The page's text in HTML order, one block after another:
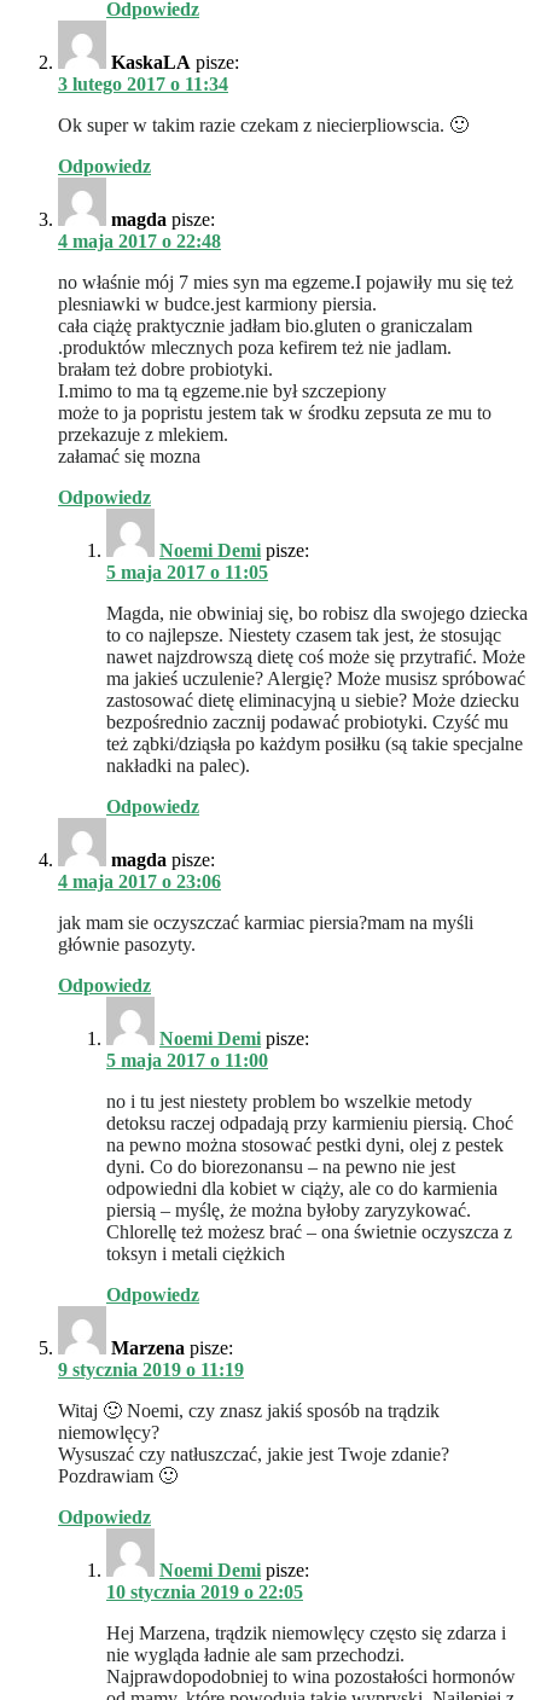
Odpowiedz
KaskaLA pisze:
3 lutego 2017 o 11:34
Ok super w takim razie czekam z niecierpliowscia. 🙂
Odpowiedz
magda pisze:
4 maja 2017 o 22:48
no właśnie mój 7 mies syn ma egzeme.I pojawiły mu się też
plesniawki w budce.jest karmiony piersia.
cała ciążę praktycznie jadłam bio.gluten o graniczalam
.produktów mlecznych poza kefirem też nie jadlam.
brałam też dobre probiotyki.
I.mimo to ma tą egzeme.nie był szczepiony
może to ja popristu jestem tak w środku zepsuta ze mu to
przekazuje z mlekiem.
załamać się mozna
Odpowiedz
Noemi Demi pisze:
5 maja 2017 o 11:05
Magda, nie obwiniaj się, bo robisz dla swojego dziecka
to co najlepsze. Niestety czasem tak jest, że stosując
nawet najzdrowszą dietę coś może się przytrafić. Może
ma jakieś uczulenie? Alergię? Może musisz spróbować
zastosować dietę eliminacyjną u siebie? Może dziecku
bezpośrednio zacznij podawać probiotyki. Czyść mu
też ząbki/dziąsła po każdym posiłku (są takie specjalne
nakładki na palec).
Odpowiedz
magda pisze:
4 maja 2017 o 23:06
jak mam sie oczyszczać karmiac piersia?mam na myśli
głównie pasozyty.
Odpowiedz
Noemi Demi pisze:
5 maja 2017 o 11:00
no i tu jest niestety problem bo wszelkie metody
detoksu raczej odpadają przy karmieniu piersią. Choć
na pewno można stosować pestki dyni, olej z pestek
dyni. Co do biorezonansu – na pewno nie jest
odpowiedni dla kobiet w ciąży, ale co do karmienia
piersią – myślę, że można byłoby zaryzykować.
Chlorellę też możesz brać – ona świetnie oczyszcza z
toksyn i metali ciężkich
Odpowiedz
Marzena pisze:
9 stycznia 2019 o 11:19
Witaj 🙂 Noemi, czy znasz jakiś sposób na trądzik
niemowlęcy?
Wysuszać czy natłuszczać, jakie jest Twoje zdanie?
Pozdrawiam 🙂
Odpowiedz
Noemi Demi pisze:
10 stycznia 2019 o 22:05
Hej Marzena, trądzik niemowlęcy często się zdarza i
nie wygląda ładnie ale sam przechodzi.
Najprawdopodobniej to wina pozostałości hormonów